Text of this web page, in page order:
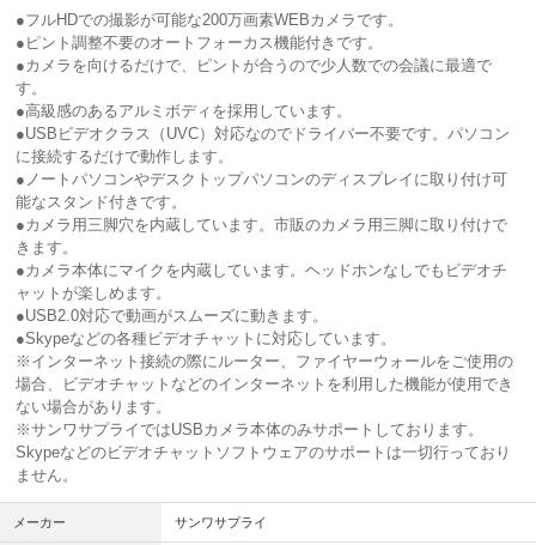
●フルHDでの撮影が可能な200万画素WEBカメラです。
●ピント調整不要のオートフォーカス機能付きです。
●カメラを向けるだけで、ピントが合うので少人数での会議に最適で
す。
●高級感のあるアルミボディを採用しています。
●USBビデオクラス（UVC）対応なのでドライバー不要です。パソコン
に接続するだけで動作します。
●ノートパソコンやデスクトップパソコンのディスプレイに取り付け可
能なスタンド付きです。
●カメラ用三脚穴を内蔵しています。市販のカメラ用三脚に取り付けで
きます。
●カメラ本体にマイクを内蔵しています。ヘッドホンなしでもビデオチ
ャットが楽しめます。
●USB2.0対応で動画がスムーズに動きます。
●Skypeなどの各種ビデオチャットに対応しています。
※インターネット接続の際にルーター、ファイヤーウォールをご使用の
場合、ビデオチャットなどのインターネットを利用した機能が使用でき
ない場合があります。
※サンワサプライではUSBカメラ本体のみサポートしております。
Skypeなどのビデオチャットソフトウェアのサポートは一切行っており
ません。
メーカー サンワサプライ